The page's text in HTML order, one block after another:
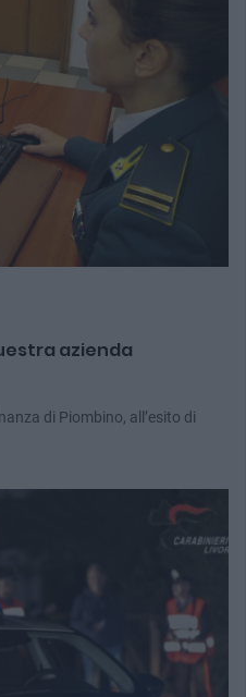
azienda
di Piombino, all’esito di